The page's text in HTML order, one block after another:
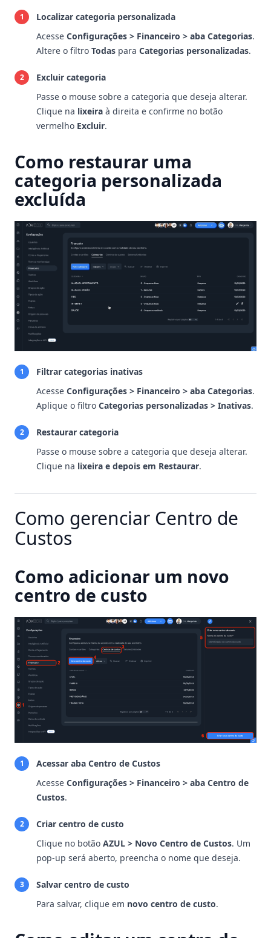
1
Localizar categoria personalizada
Acesse Configurações > Financeiro > aba Categorias.
Altere o filtro Todas para Categorias personalizadas.
2
Excluir categoria
Passe o mouse sobre a categoria que deseja alterar.
Clique na lixeira à direita e confirme no botão
vermelho Excluir.
Como restaurar uma
categoria personalizada
excluída
1
Filtrar categorias inativas
Acesse Configurações > Financeiro > aba Categorias.
Aplique o filtro Categorias personalizadas > Inativas.
2
Restaurar categoria
Passe o mouse sobre a categoria que deseja alterar.
Clique na lixeira e depois em Restaurar.
Como gerenciar Centro de
Custos
Como adicionar um novo
centro de custo
1
Acessar aba Centro de Custos
Acesse Configurações > Financeiro > aba Centro de
Custos.
2
Criar centro de custo
Clique no botão AZUL > Novo Centro de Custos. Um
pop-up será aberto, preencha o nome que deseja.
3
Salvar centro de custo
Para salvar, clique em novo centro de custo.